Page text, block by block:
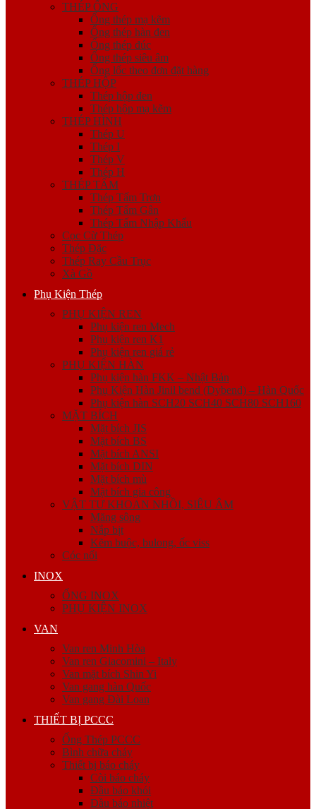
THÉP ỐNG
Ống thép mạ kẽm
Ống thép hàn đen
Ống thép đúc
Ống thép siêu âm
Ống lốc theo đơn đặt hàng
THÉP HỘP
Thép hộp đen
Thép hộp mạ kẽm
THÉP HÌNH
Thép U
Thép I
Thép V
Thép H
THÉP TẤM
Thép Tấm Trơn
Thép Tấm Gân
Thép Tấm Nhập Khẩu
Cọc Cừ Thép
Thép Đặc
Thép Ray Cầu Trục
Xà Gồ
Phụ Kiện Thép
PHỤ KIỆN REN
Phụ kiện ren Mech
Phụ kiện ren K1
Phụ kiện ren giá rẻ
PHỤ KIỆN HÀN
Phụ kiện hàn FKK – Nhật Bản
Phụ Kiện Hàn Jinil bend (Dybend) – Hàn Quốc
Phụ kiện hàn SCH20 SCH40 SCH80 SCH160
MẶT BÍCH
Mặt bích JIS
Mặt bích BS
Mặt bích ANSI
Mặt bích DIN
Mặt bích mù
Mặt bích gia công
VẬT TƯ KHOAN NHỒI, SIÊU ÂM
Măng sông
Nắp bịt
Kẽm buộc, bulong, ốc viss
Cóc nối
INOX
ỐNG INOX
PHỤ KIỆN INOX
VAN
Van ren Minh Hòa
Van ren Giacomini – Italy
Van mặt bích Shin Yi
Van gang hàn Quốc
Van gang Đài Loan
THIẾT BỊ PCCC
Ống Thép PCCC
Bình chữa cháy
Thiết bị báo cháy
Còi báo cháy
Đầu báo khói
Đầu báo nhiệt